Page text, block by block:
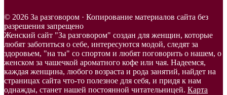
© 2026 За разговором · Копирование материалов сайта без
разрешения запрещено
Женский сайт "За разговором" создан для женщин, которые
любят заботиться о себе, интересуются модой, следят за
здоровьем, "на ты" со спортом и любят поговорить о нашем, о
женском за чашечкой ароматного кофе или чая. Надеемся,
каждая женщина, любого возраста и рода занятий, найдет на
страницах сайта что-то полезное для себя, и придя к нам
однажды, станет нашей постоянной читательницей. Карта